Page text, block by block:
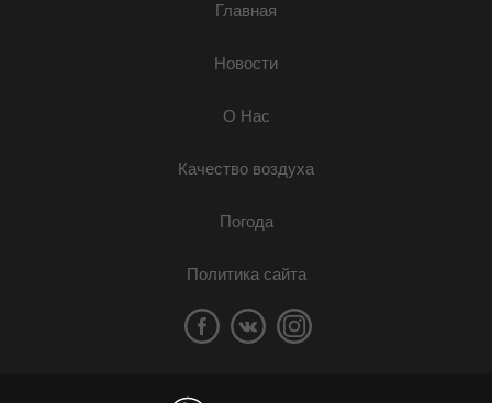
Главная
Новости
О Нас
Качество воздуха
Погода
Политика сайта